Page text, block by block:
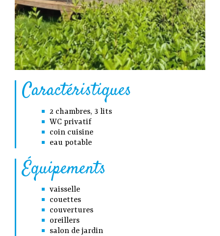
Caractéristiques
2 chambres, 3 lits
WC privatif
coin cuisine
eau potable
Équipements
vaisselle
couettes
couvertures
oreillers
salon de jardin